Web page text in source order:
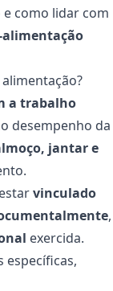
como lidar com
a trabalho
desempenho da
jantar e
vinculado
,
exercida.
específicas,